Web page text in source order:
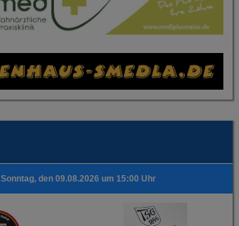
Sonntag, den 09.08.2026 um 15:00 Uhr